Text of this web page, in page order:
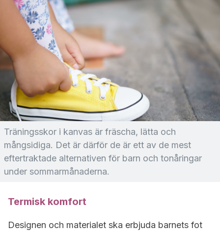
Träningsskor i kanvas är fräscha, lätta och
mångsidiga. Det är därför de är ett av de mest
eftertraktade alternativen för barn och tonåringar
under sommarmånaderna.
Termisk komfort
Designen och materialet ska erbjuda barnets fot